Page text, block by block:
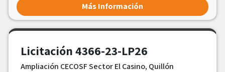
Más Información
Licitación 4366-23-LP26
Ampliación CECOSF Sector El Casino, Quillón